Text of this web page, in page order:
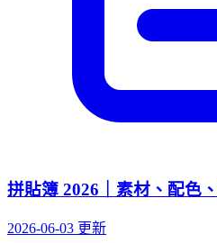
拼貼簿 2026｜素材、配色
2026-06-03 更新